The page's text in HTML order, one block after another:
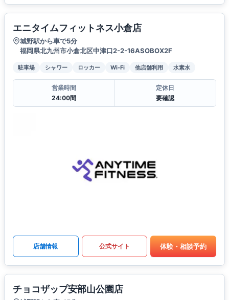
エニタイムフィットネス小倉店
城野駅から車で5分
福岡県北九州市小倉北区中津口2-2-16ASOBOX2F
駐車場 シャワー ロッカー Wi-Fi 他店舗利用 水素水
営業時間
24:00間
定休日
要確認
店舗情報 公式サイト 体験・相談予約
チョコザップ安部山公園店